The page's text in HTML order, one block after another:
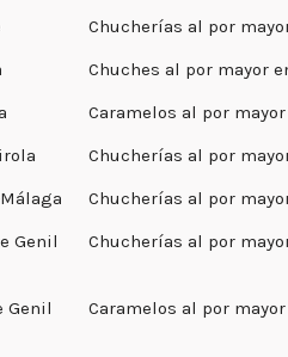
Chucherías al por
Chuches al por mayor
Caramelos al por
Chucherías al por
Chucherías al por
Genil Chucherías al por
Genil Caramelos al por